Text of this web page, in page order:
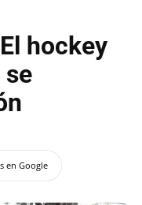
hockey
se
en Google